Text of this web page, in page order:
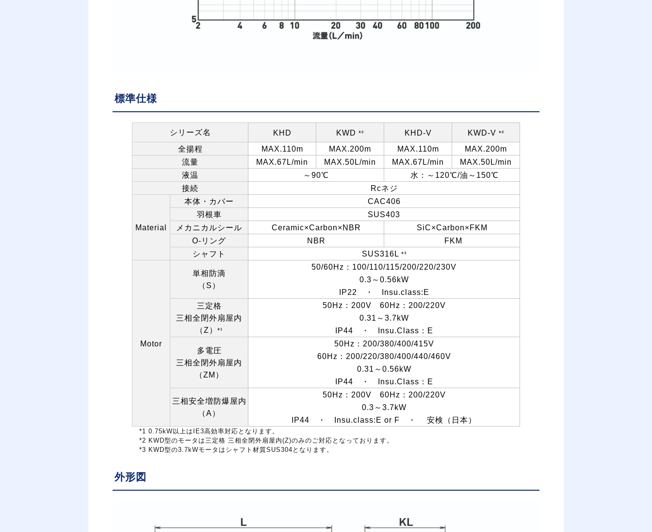
標準仕様
シリーズ名 KHD KWD *² KHD-V KWD-V *²
全揚程 MAX.110m MAX.200m MAX.110m MAX.200m
流量 MAX.67L/min MAX.50L/min MAX.67L/min MAX.50L/min
液温 ～ 90℃ 水：～ 120℃/油～ 150℃
接続 Rcネジ
Material
本体・カバー CAC406
羽根車 SUS403
メカニカルシール Ceramic×Carbon×NBR
SiC×Carbon×FKM
O- リング NBR FKM
シャフト SUS316L *³
Motor
単相防滴
（ S ）
50/60Hz ： 100/110/115/200/220/230V
0.3 ～ 0.56kW
IP22
・ Insu.class:E
三定格
三相全閉外扇屋内
（Z ） *¹
50Hz ： 200V 60Hz ： 200/220V
0.31 ～ 3.7kW
IP44 ・ Insu.Class ： E
多電圧
三相全閉外扇屋内
（ZM ）
50Hz ： 200/380/400/415V
60Hz ： 200/220/380/400/440/460V
0.31 ～ 0.56kW
IP44 ・ Insu.Class ： E
三相安全増防爆屋内
（A）
50Hz ： 200V 60Hz ： 200/220V
0.3 ～ 3.7kW
IP44 ・ Insu.class:E or F ・ 安検（日本）
*1 0.75kW以上は IE3高効率対応となります。
*2 KWD型のモータは三定格 三相全閉外扇屋内(Z)のみのご対応となっております。
*3 KWD型の3.7kWモータはシャフト材質SUS304 となります。
外形図